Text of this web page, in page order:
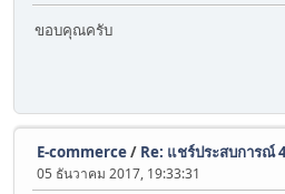
ขอบคุณครับ
E-commerce/ Re: แชร์ประสบการณ์
05 ธันวาคม 2017, 19:33:31